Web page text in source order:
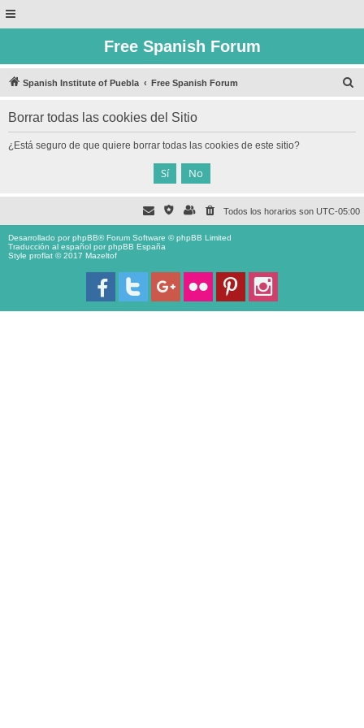
Free Spanish Forum
Spanish Institute of Puebla Free Spanish Forum
Borrar todas las cookies del Sitio
¿Está seguro de que quiere borrar todas las cookies de este sitio?
Todos los horarios son UTC-05:00
Desarrollado porphpBB® Forum Software © phpBB Limited
Traducción al español porphpBB España
Style proflat © 2017 Mazeltof